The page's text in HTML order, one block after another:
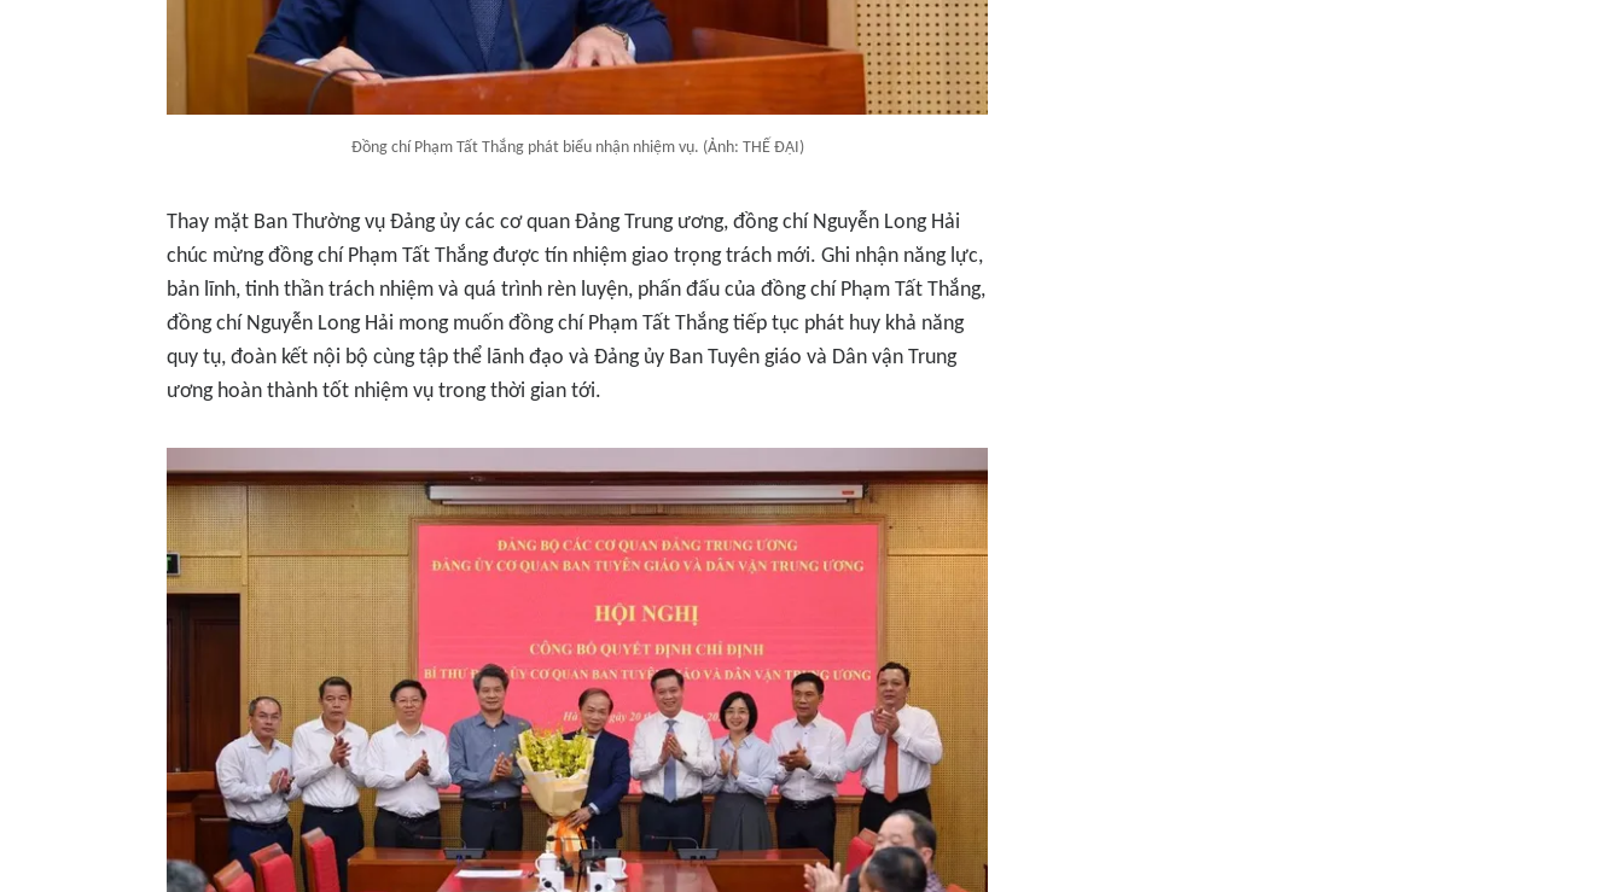
Đồng chí Phạm Tất Thắng phát biểu nhận nhiệm vụ. (Ảnh: THẾ ĐẠI)
Thay mặt Ban Thường vụ Đảng ủy các cơ quan Đảng Trung ương, đồng chí Nguyễn Long Hải
chúc mừng đồng chí Phạm Tất Thắng được tín nhiệm giao trọng trách mới. Ghi nhận năng lực,
bản lĩnh, tinh thần trách nhiệm và quá trình rèn luyện, phấn đấu của đồng chí Phạm Tất Thắng,
đồng chí Nguyễn Long Hải mong muốn đồng chí Phạm Tất Thắng tiếp tục phát huy khả năng
quy tụ, đoàn kết nội bộ cùng tập thể lãnh đạo và Đảng ủy Ban Tuyên giáo và Dân vận Trung
ương hoàn thành tốt nhiệm vụ trong thời gian tới.